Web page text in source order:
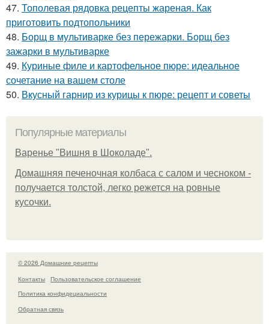
47. Тополевая рядовка рецепты жареная. Как
приготовить подтопольники
48. Борщ в мультиварке без пережарки. Борщ без
зажарки в мультиварке
49. Куриные филе и картофельное пюре: идеальное
сочетание на вашем столе
50. Вкусный гарнир из курицы к пюре: рецепт и советы
Популярные материалы
Варенье "Вишня в Шоколаде".
Домашняя печеночная колбаса с салом и чесноком -
получается толстой, легко режется на ровные
кусочки.
© 2026 Домашние рецепты
Контакты
Пользовательское соглашение
Политика конфидециальности
Обратная связь